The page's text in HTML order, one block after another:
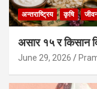
अन्तराष्ट्रिय कृषि
असार १५ र किसान
June 29, 2026